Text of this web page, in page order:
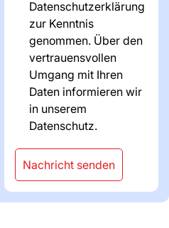
Datenschutzerklärung
zur Kenntnis
genommen. Über den
vertrauensvollen
Umgang mit Ihren
Daten informieren wir
in unserem
Datenschutz.
Nachricht senden